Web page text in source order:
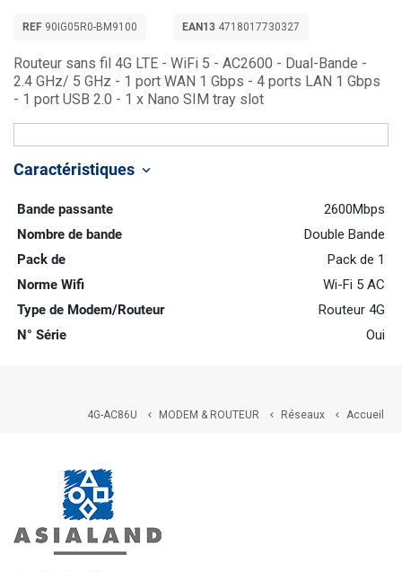
REF 90IG05R0-BM9100 EAN13 4718017730327
Routeur sans fil 4G LTE - WiFi 5 - AC2600 - Dual-Bande -
2.4 GHz/ 5 GHz - 1 port WAN 1 Gbps - 4 ports LAN 1 Gbps
- 1 port USB 2.0 - 1 x Nano SIM tray slot
Caractéristiques keyboard_arrow_down
Bande passante
2600Mbps
Nombre de bande
Double Bande
Pack de
Pack de 1
Norme Wifi
Wi-Fi 5 AC
Type de Modem/Routeur
Routeur 4G
N° Série
Oui
Accueil

Réseaux

MODEM & ROUTEUR

4G-AC86U